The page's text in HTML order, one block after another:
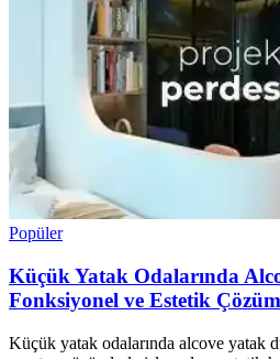
Popüler
Küçük Yatak Odalarında
Fonksiyonel ve Estetik
Küçük yatak odalarında alcove yatak